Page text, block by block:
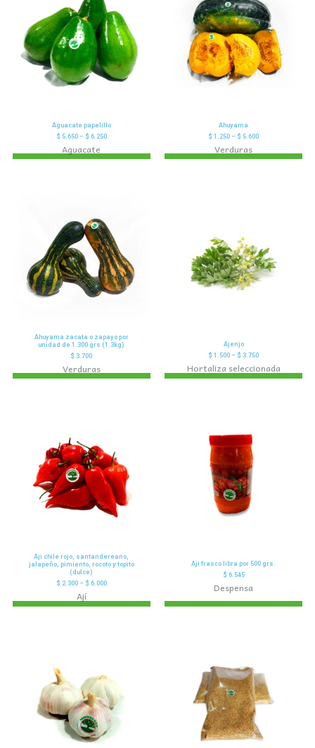
Aguacate papelillo
$5.650– $6.250
Aguacate
Ahuyama
$ 1.250 – $ 5.600
Verduras
Ahuyama zacata o zapayo por
unidad de 1.300 grs (1.3kg)
$ 3.700
Verduras
Ajenjo
$ 1.500 – $ 3.750
Hortaliza seleccionada
Aji chile rojo, santandereano,
jalapeño, pimiento, rocoto y topito
(dulce)
$2.300– $6.000
Ají
Aji frasco libra por 500 grs.
$6.545
Despensa